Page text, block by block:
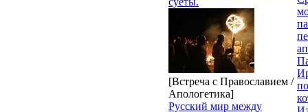
[Встреча с Православием /
Апологетика]
Русский мир между